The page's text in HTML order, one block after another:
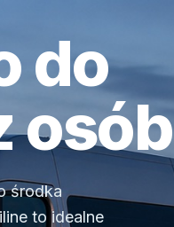
do
osób
środka
to idealne